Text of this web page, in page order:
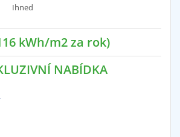
Ihned
kWh/m2 za rok)
NABÍDKA